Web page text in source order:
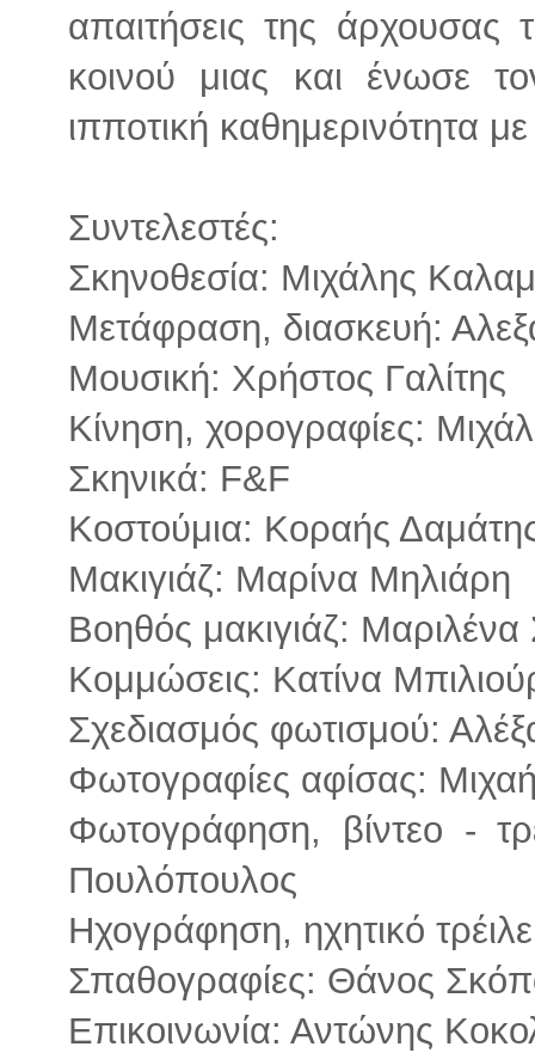
απαιτήσεις της άρχουσας
κοινού μιας και ένωσε
ιπποτική καθημερινότητα
Συντελεστές:
Σκηνοθεσία: Mιχάλης
Μετάφραση, διασκευή:
Μουσική: Χρήστος Γαλίτης
Κίνηση, χορογραφίες:
Σκηνικά: F&F
Κοστούμια: Κοραής
Μακιγιάζ: Μαρίνα Μηλιάρη
Βοηθός μακιγιάζ:
Κομμώσεις: Κατίνα
Σχεδιασμός φωτισμού:
Φωτογραφίες αφίσας:
Φωτογράφηση, βίντεο -
Πουλόπουλος
Ηχογράφηση, ηχητικό
Σπαθογραφίες: Θάνος
Επικοινωνία: Αντώνης